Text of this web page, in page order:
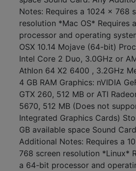
Notes: Requires a 1024 x 768
resolution *Mac OS* Requires
processor and operating
OSX 10.14 Mojave (64-bit)
Intel Core 2 Duo, 3.0GHz or
Athlon 64 X2 6400 , 3.2GHz
4 GB RAM Graphics: nVIDIA
GTX 260, 512 MB or ATI
5670, 512 MB (Does not
Integrated Graphics Cards)
GB available space Sound
Additional Notes: Requires a
768 screen resolution *Linux*
a 64-bit processor and